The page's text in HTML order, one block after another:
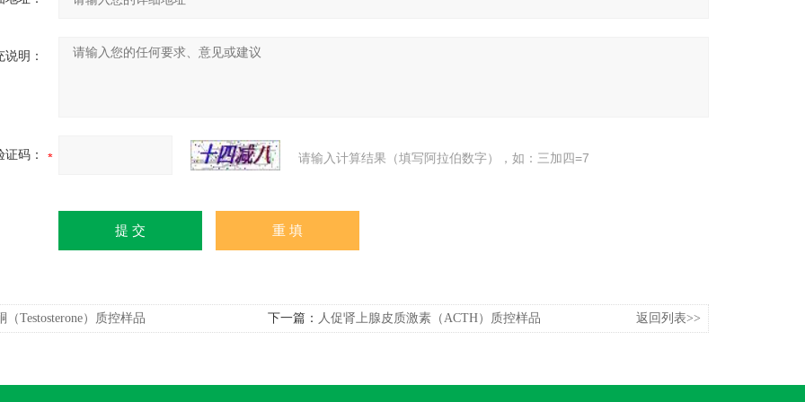
说明：
证码： 请输入计算结果（填写阿拉伯数字），如：三加四=7
（Testosterone）质控样品 下一篇： 人促肾上腺皮质激素（ACTH）质控样品 返回列表>>